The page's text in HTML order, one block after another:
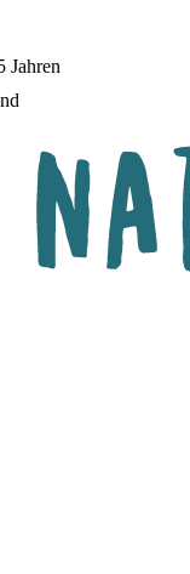
Jahren